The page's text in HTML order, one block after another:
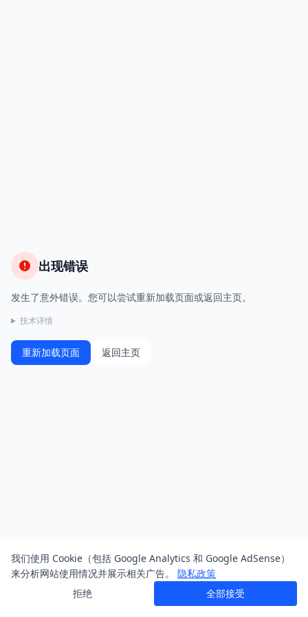
出现错误
发生了意外错误。您可以尝试重新加载页面或返回主页。
技术详情
重新加载页面 返回主页
我们使用 Cookie（包括 Google Analytics 和 Google AdSense）
来分析网站使用情况并展示相关广告。
隐私政策
拒绝
全部接受